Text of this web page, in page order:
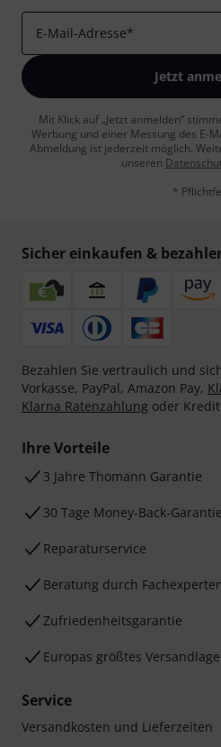
E-Mail-Adresse*
Jetzt
Mit Klick auf „Jetzt anmelden“
Werbung und einer Messung des E-
Abmeldung ist jederzeit möglich.
unseren
*
Sicher einkaufen &
Bezahlen Sie vertraulich und
Vorkasse, PayPal, Amazon Pay,
Klarna Ratenzahlung oder
Ihre Vorteile
3 Jahre Thomann Garantie
30 Tage Money-Back-Garantie
Reparaturservice
Beratung durch
Zufriedenheitsgarantie
Europas größtes
Service
Versandkosten und Lieferzeiten